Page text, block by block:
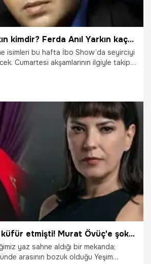
Ferda Anıl Yarkın kimdir? Ferda Anıl Yarkın kaç yaşında, nereli, eşi kim? Ferda Anıl Yarkın şarkıları ve biyografisi…
isimleri bu hafta İbo Show’da seyirciyi
Cumartesi akşamlarının ilgiyle takip
da olacak. Peki, Ferda Anıl Yarkın
Ferda Anıl Yarkın aslen nerelidir?
küfür etmişti! Murat Övüç'e şok...
yaz sahne aldığı bir mekanda;
arasının bozuk olduğu Yeşim